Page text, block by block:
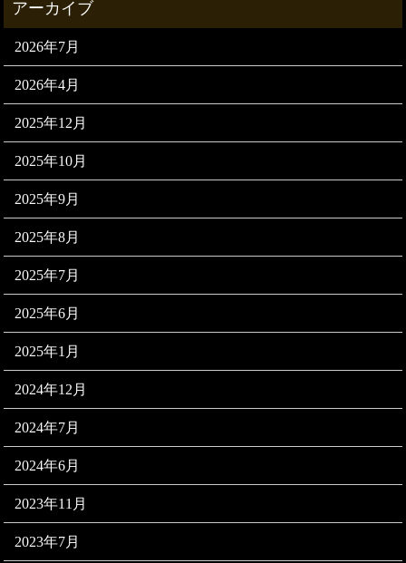
2026年7月
2026年4月
2025年12月
2025年10月
2025年9月
2025年8月
2025年7月
2025年6月
2025年1月
2024年12月
2024年7月
2024年6月
2023年11月
2023年7月